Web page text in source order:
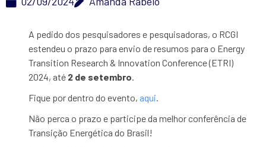
A pedido dos pesquisadores e pesquisadoras, o RCGI
estendeu o prazo para envio de resumos para o Energy
Transition Research & Innovation Conference (ETRI)
2024, até 2 de setembro.
Fique por dentro do evento, aqui.
Não perca o prazo e participe da melhor conferência de
Transição Energética do Brasil!